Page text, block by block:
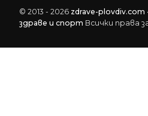
© 2013 - 2026 zdrave-plovdiv.com
здраве и спорт Всички права